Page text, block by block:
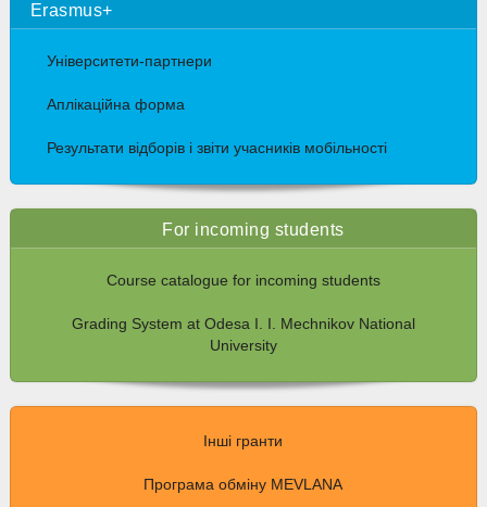
Erasmus+
Університети-партнери
Аплікаційна форма
Результати відборів і звіти учасників мобільності
For incoming students
Course catalogue for incoming students
Grading System at Odesa I. I. Mechnikov National
University
Інші гранти
Програма обміну MEVLANA